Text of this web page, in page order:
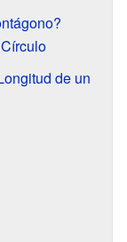
de un